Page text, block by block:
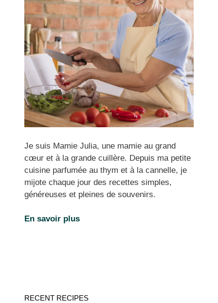
Je suis Mamie Julia, une mamie au grand
cœur et à la grande cuillère. Depuis ma petite
cuisine parfumée au thym et à la cannelle, je
mijote chaque jour des recettes simples,
généreuses et pleines de souvenirs.
En savoir plus
RECENT RECIPES